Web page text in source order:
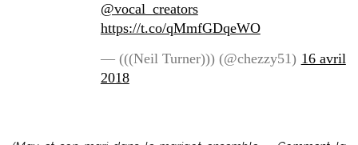
@vocal_creators
https://t.co/qMmfGDqeWO
— (((Neil Turner))) (@chezzy51) 16 avril
2018